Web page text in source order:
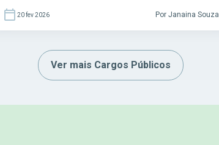
20 fev 2026 Por Janaina Souza
Ver mais Cargos Públicos